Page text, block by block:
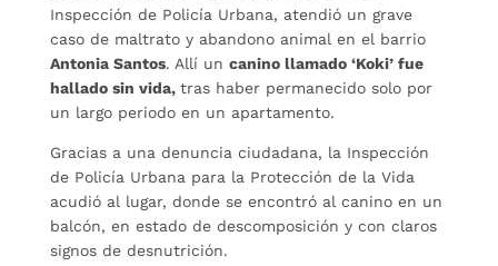
Inspección de Policía Urbana, atendió un grave
caso de maltrato y abandono animal en el barrio
Antonia Santos. Allí un canino llamado ‘Koki’ fue
hallado sin vida, tras haber permanecido solo por
un largo periodo en un apartamento.
Gracias a una denuncia ciudadana, la Inspección
de Policía Urbana para la Protección de la Vida
acudió al lugar, donde se encontró al canino en un
balcón, en estado de descomposición y con claros
signos de desnutrición.